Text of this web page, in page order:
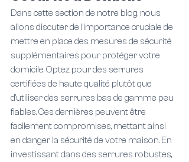
Dans cette section de notre blog, nous
allons discuter de l'importance cruciale de
mettre en place des mesures de sécurité
supplémentaires pour protéger votre
domicile. Optez pour des serrures
certifiées de haute qualité plutôt que
d'utiliser des serrures bas de gamme peu
fiables. Ces dernières peuvent être
facilement compromises, mettant ainsi
en danger la sécurité de votre maison. En
investissant dans des serrures robustes,